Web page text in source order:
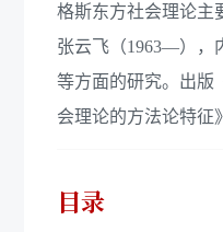
格斯东方社会理论主
张云飞（1963—），
等方面的研究。出版
会理论的方法论特征
目录